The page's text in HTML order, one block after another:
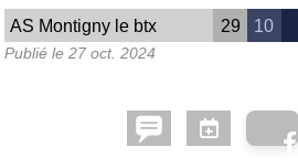
AS Montigny le btx 29 10
Publié le 27 oct. 2024